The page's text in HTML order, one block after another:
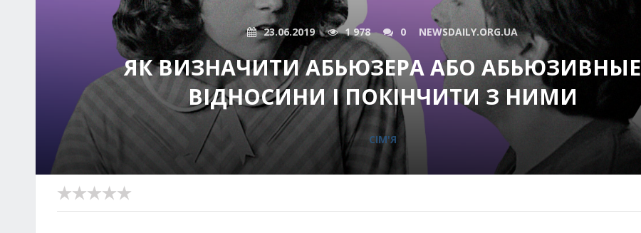
23.06.2019 1 978 0 NEWSDAILY.ORG.UA
ЯК ВИЗНАЧИТИ АБЬЮЗЕРА АБО АБЬЮЗИВНЫЕ
ВІДНОСИНИ І ПОКІНЧИТИ З НИМИ
СІМ'Я